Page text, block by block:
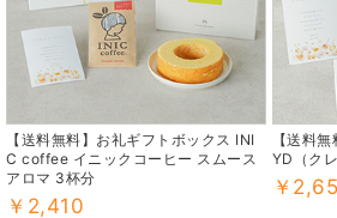
【送料無料】お礼ギフトボックス INI
C coffee イニックコーヒー スムース
アロマ 3杯分
￥2,410
【送料
YD（ク
￥